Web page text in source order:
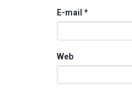
E-mail *
Web